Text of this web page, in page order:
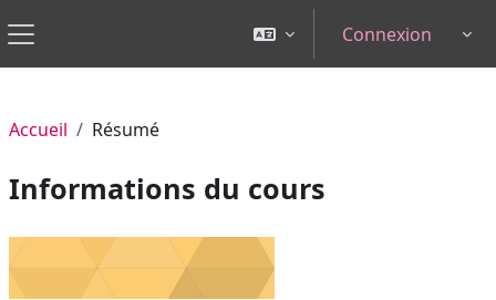
Panneau latéral
Connexion
Accueil Résumé
Informations du cours